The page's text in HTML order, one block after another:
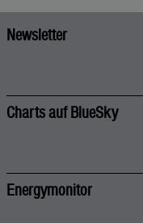
Newsletter
Charts auf BlueSky
Energymonitor